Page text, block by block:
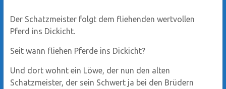
Der Schatzmeister folgt dem fliehenden wertvollen
Pferd ins Dickicht.
Seit wann fliehen Pferde ins Dickicht?
Und dort wohnt ein Löwe, der nun den alten
Schatzmeister, der sein Schwert ja bei den Brüdern